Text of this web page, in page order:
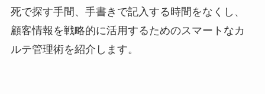
死で探す手間、手書きで記入する時間をなくし、
顧客情報を戦略的に活用するためのスマートなカ
ルテ管理術を紹介します。